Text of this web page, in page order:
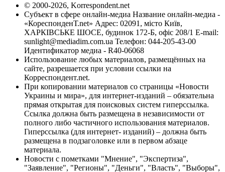
© 2000-2026, Korrespondent.net
Субъект в сфере онлайн-медиа Название онлайн-медиа -
«КореспонденТ.net» Адрес: 02091, місто Київ,
ХАРКІВСЬКЕ ШОСЕ, будинок 172-Б, офіс 208/1 E-mail:
sunlight@mediadim.com.ua Телефон: 044-205-43-00
Идентификатор медиа - R40-06068
Использование любых материалов, размещённых на
сайте, разрешается при условии ссылки на
Корреспондент.net.
При копировании материалов со страницы «Новости
Украины и мира», для интернет-изданий – обязательна
прямая открытая для поисковых систем гиперссылка.
Ссылка должна быть размещена в независимости от
полного либо частичного использования материалов.
Гиперссылка (для интернет- изданий) – должна быть
размещена в подзаголовке или в первом абзаце
материала.
Новости с пометками "Мнение", "Экспертиза",
"Заявление", "Регионы", "Деньги", "Власть", "Выборы",